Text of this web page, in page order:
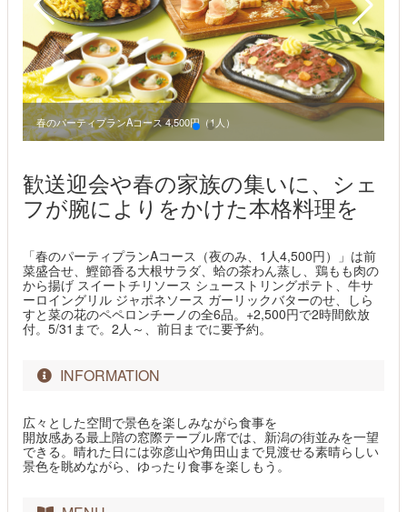
春のパーティプランAコース 4,500円（1人）
歓送迎会や春の家族の集いに、シェ
フが腕によりをかけた本格料理を
「春のパーティプランAコース（夜のみ、1人4,500円）」は前
菜盛合せ、鰹節香る大根サラダ、蛤の茶わん蒸し、鶏もも肉の
から揚げ スイートチリソース シューストリングポテト、牛サ
ーロイングリル ジャポネソース ガーリックバターのせ、しら
すと菜の花のペペロンチーノの全6品。+2,500円で2時間飲放
付。5/31まで。2人～、前日までに要予約。
INFORMATION
広々とした空間で景色を楽しみながら食事を
開放感ある最上階の窓際テーブル席では、新潟の街並みを一望
できる。晴れた日には弥彦山や角田山まで見渡せる素晴らしい
景色を眺めながら、ゆったり食事を楽しもう。